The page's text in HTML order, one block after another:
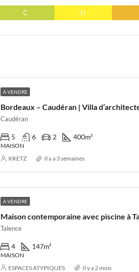
C D
À VENDRE
Caudéran
5 6 2 400m²
MAISON
KRETZ Il y a 3 semaines
À VENDRE
Talence
4 147m²
MAISON
ESPACES ATYPIQUES Il y a 2 mois